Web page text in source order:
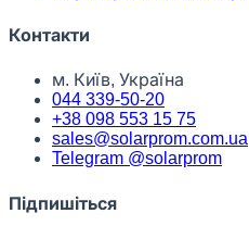
Контакти
м. Київ, Україна
044 339-50-20
+38 098 553 15 75
sales@solarprom.com.ua
Telegram @solarprom
Підпишіться